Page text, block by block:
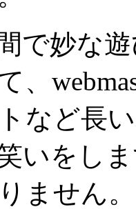
で妙な
、
など長
いをし
ません。